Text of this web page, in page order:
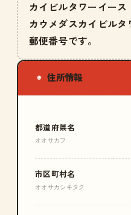
カイビルタワーイー
カウメダスカイビル
郵便番号です。
◉ 住所情報
都道府県名
オオサカフ
市区町村名
オオサカシキタク